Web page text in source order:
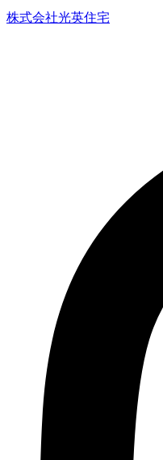
株式会社光英住宅